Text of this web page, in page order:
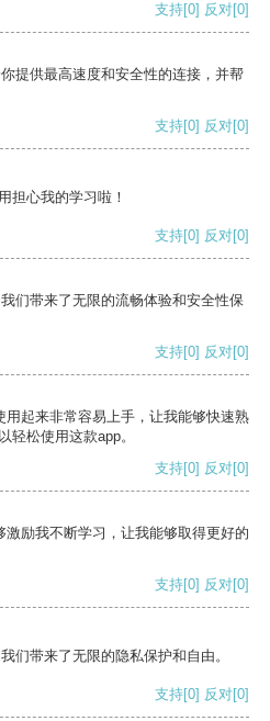
支持[0] 反对[0]
提供最高速度和安全性的连接，并帮
支持[0] 反对[0]
担心我的学习啦！
支持[0] 反对[0]
们带来了无限的流畅体验和安全性保
支持[0] 反对[0]
起来非常容易上手，让我能够快速熟
轻松使用这款app。
支持[0] 反对[0]
励我不断学习，让我能够取得更好的
支持[0] 反对[0]
们带来了无限的隐私保护和自由。
支持[0] 反对[0]